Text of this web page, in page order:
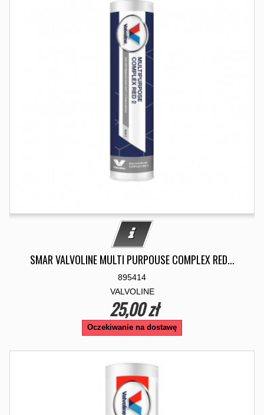
SMAR VALVOLINE MULTI PURPOUSE COMPLEX RED...
895414
VALVOLINE
25,00 zł
Oczekiwanie na dostawę